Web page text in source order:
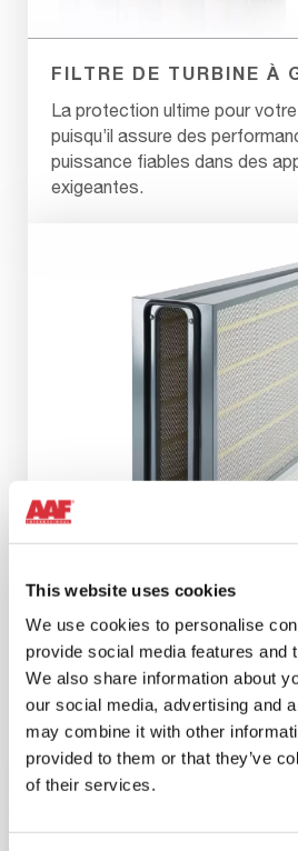
This website uses cookies
We use cookies to personalise
provide social media features and
We also share information about
our social media, advertising and
may combine it with other
provided to them or that they’ve
of their services.
FILTRE DE TURBINE À
La protection ultime pour
puisqu’il assure des
puissance fiables dans des
exigeantes.
FILTRE HYDROPAK
Filtre ASC pour turbines à gaz
l’encrassement des
l’eau pour obtenir une
possession.